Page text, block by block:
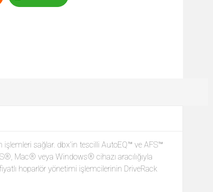
sağlar. dbx'in tescilli AutoEQ™ ve AFS™
Mac® veya Windows® cihazı aracılığıyla
hoparlör yönetimi işlemcilerinin DriveRack